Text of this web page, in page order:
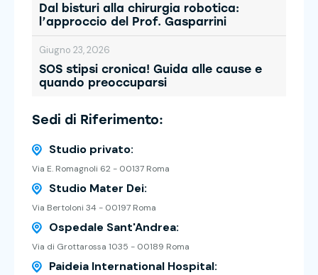
Dal bisturi alla chirurgia robotica:
l’approccio del Prof. Gasparrini
Giugno 23, 2026
SOS stipsi cronica! Guida alle cause e
quando preoccuparsi
Sedi di Riferimento:
Studio privato:
Via E. Romagnoli 62 - 00137 Roma
Studio Mater Dei:
Via Bertoloni 34 - 00197 Roma
Ospedale Sant'Andrea:
Via di Grottarossa 1035 - 00189 Roma
Paideia International Hospital: